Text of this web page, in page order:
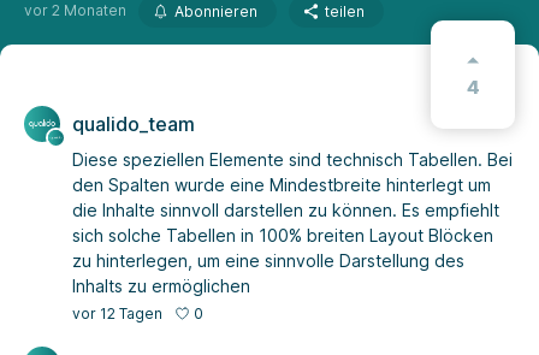
vor 2 Monaten Abonnieren teilen
4
qualido_team
Diese speziellen Elemente sind technisch Tabellen. Bei
den Spalten wurde eine Mindestbreite hinterlegt um
die Inhalte sinnvoll darstellen zu können. Es empfiehlt
sich solche Tabellen in 100% breiten Layout Blöcken
zu hinterlegen, um eine sinnvolle Darstellung des
Inhalts zu ermöglichen
vor 12 Tagen 0